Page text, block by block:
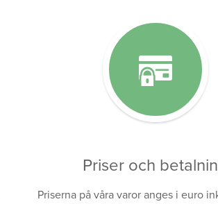
Priser och
Priserna på våra varor anges i euro